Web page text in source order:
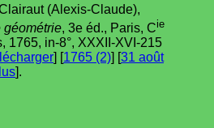
(Alexis-Claude),
géométrie, 3e éd., Paris, Cie
1765, in-8°, XXXII-XVI-215
] [1765 (2)] [31 août
].